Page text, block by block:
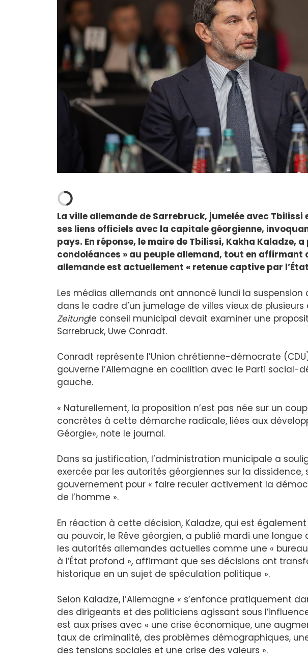
La ville allemande de Sarrebruck, jumelée avec Tbilissi
ses liens officiels avec la capitale géorgienne,
pays. En réponse, le maire de Tbilissi, Kakha Kaladze, a
condoléances » au peuple allemand, tout en
allemande est actuellement « retenue captive par
Les médias allemands ont annoncé lundi la
dans le cadre d’un jumelage de villes vieux de plusieurs
Zeitungle conseil municipal devait examiner une
Sarrebruck, Uwe Conradt.
Conradt représente l’Union chrétienne-démocrate
gouverne l’Allemagne en coalition avec le Parti social-
gauche.
« Naturellement, la proposition n’est pas née sur un
concrètes à cette démarche radicale, liées aux
Géorgie», note le journal.
Dans sa justification, l’administration municipale a
exercée par les autorités géorgiennes sur la
gouvernement pour « faire reculer activement la
de l’homme ».
En réaction à cette décision, Kaladze, qui est
au pouvoir, le Rêve géorgien, a publié mardi une
les autorités allemandes actuelles comme une «
à l’État profond », affirmant que ses décisions ont
historique en un sujet de spéculation politique ».
Selon Kaladze, l’Allemagne « s’enfonce pratiquement
des dirigeants et des politiciens agissant sous
est aux prises avec « une crise économique, une
taux de criminalité, des problèmes démographiques,
des tensions sociales et une crise des valeurs ».